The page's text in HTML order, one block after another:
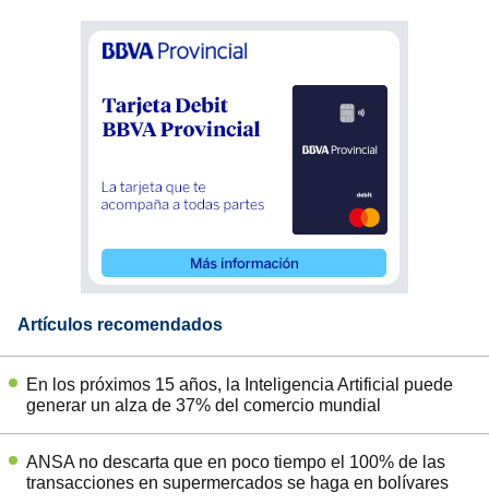
Artículos recomendados
En los próximos 15 años, la Inteligencia Artificial puede
generar un alza de 37% del comercio mundial
ANSA no descarta que en poco tiempo el 100% de las
transacciones en supermercados se haga en bolívares